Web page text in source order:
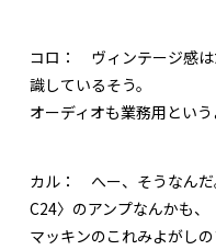
コロ： ヴィンテージ感
識しているそう。
オーディオも業務用とい
カル： へー、そうなん
C24〉のアンプなんかも、
マッキンのこれみよがし